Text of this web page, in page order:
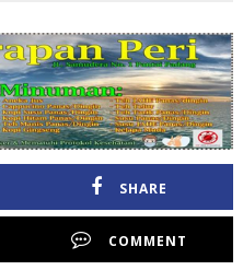
SHARE
COMMENT